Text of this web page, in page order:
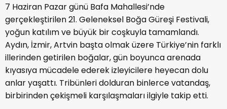
7 Haziran Pazar günü Bafa Mahallesi’nde
gerçekleştirilen 21. Geleneksel Boğa Güreşi Festivali,
yoğun katılım ve büyük bir coşkuyla tamamlandı.
Aydın, İzmir, Artvin başta olmak üzere Türkiye’nin farklı
illerinden getirilen boğalar, gün boyunca arenada
kıyasıya mücadele ederek izleyicilere heyecan dolu
anlar yaşattı. Tribünleri dolduran binlerce vatandaş,
birbirinden çekişmeli karşılaşmaları ilgiyle takip etti.